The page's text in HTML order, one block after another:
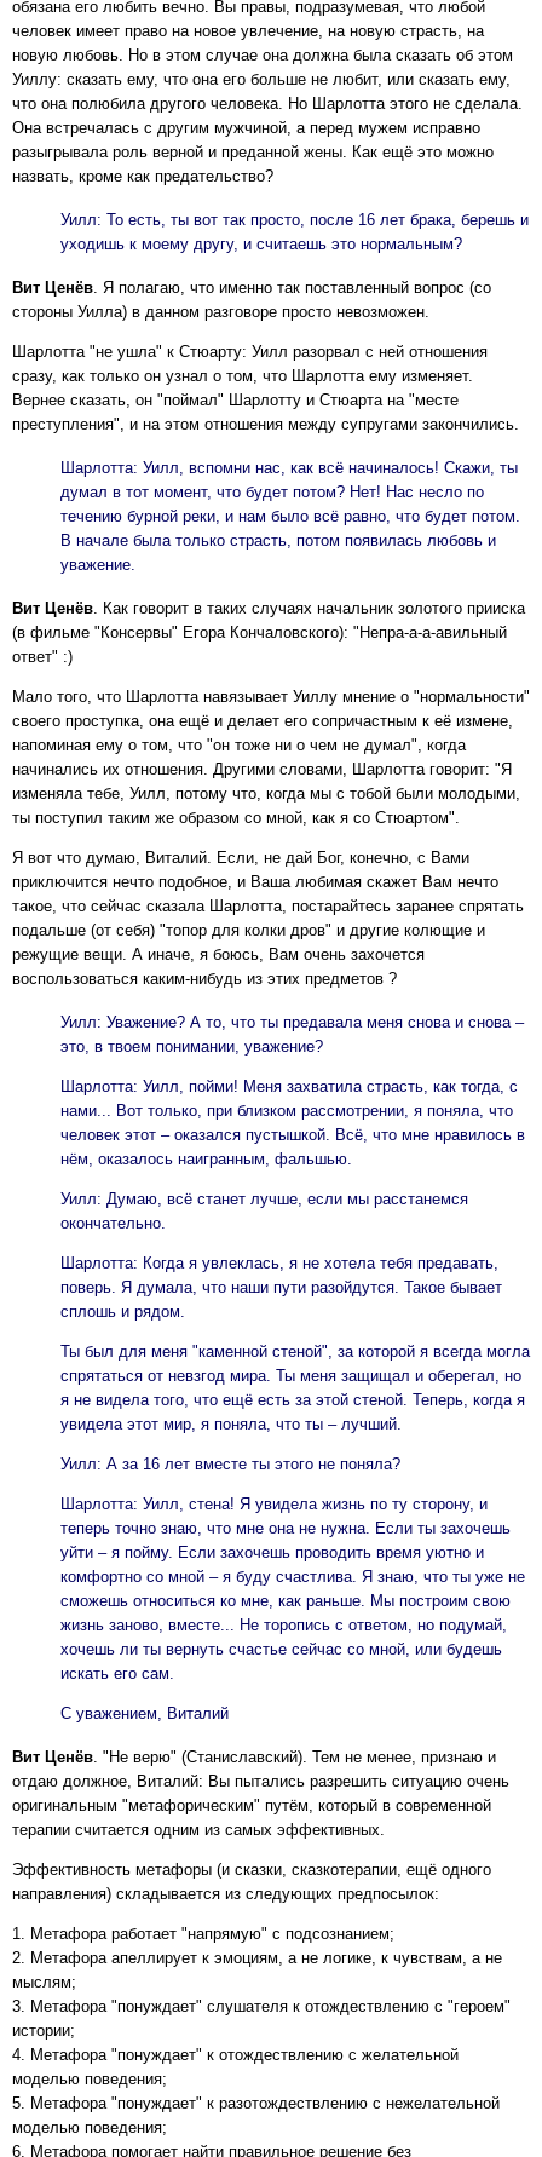
обязана его любить вечно. Вы правы, подразумевая, что любой
человек имеет право на новое увлечение, на новую страсть, на
новую любовь. Но в этом случае она должна была сказать об этом
Уиллу: сказать ему, что она его больше не любит, или сказать ему,
что она полюбила другого человека. Но Шарлотта этого не сделала.
Она встречалась с другим мужчиной, а перед мужем исправно
разыгрывала роль верной и преданной жены. Как ещё это можно
назвать, кроме как предательство?
Уилл: То есть, ты вот так просто, после 16 лет брака, берешь и
уходишь к моему другу, и считаешь это нормальным?
Вит Ценёв . Я полагаю, что именно так поставленный вопрос (со
стороны Уилла) в данном разговоре просто невозможен.
Шарлотта "не ушла" к Стюарту: Уилл разорвал с ней отношения
сразу, как только он узнал о том, что Шарлотта ему изменяет.
Вернее сказать, он "поймал" Шарлотту и Стюарта на "месте
преступления", и на этом отношения между супругами закончились.
Шарлотта: Уилл, вспомни нас, как всё начиналось! Скажи, ты
думал в тот момент, что будет потом? Нет! Нас несло по
течению бурной реки, и нам было всё равно, что будет потом.
В начале была только страсть, потом появилась любовь и
уважение.
Вит Ценёв . Как говорит в таких случаях начальник золотого прииска
(в фильме "Консервы" Егора Кончаловского): "Непра-а-а-авильный
ответ" :)
Мало того, что Шарлотта навязывает Уиллу мнение о "нормальности"
своего проступка, она ещё и делает его сопричастным к её измене,
напоминая ему о том, что "он тоже ни о чем не думал", когда
начинались их отношения. Другими словами, Шарлотта говорит: "Я
изменяла тебе, Уилл, потому что, когда мы с тобой были молодыми,
ты поступил таким же образом со мной, как я со Стюартом".
Я вот что думаю, Виталий. Если, не дай Бог, конечно, с Вами
приключится нечто подобное, и Ваша любимая скажет Вам нечто
такое, что сейчас сказала Шарлотта, постарайтесь заранее спрятать
подальше (от себя) "топор для колки дров" и другие колющие и
режущие вещи. А иначе, я боюсь, Вам очень захочется
воспользоваться каким-нибудь из этих предметов ?
Уилл: Уважение? А то, что ты предавала меня снова и снова –
это, в твоем понимании, уважение?
Шарлотта: Уилл, пойми! Меня захватила страсть, как тогда, с
нами... Вот только, при близком рассмотрении, я поняла, что
человек этот – оказался пустышкой. Всё, что мне нравилось в
нём, оказалось наигранным, фальшью.
Уилл: Думаю, всё станет лучше, если мы расстанемся
окончательно.
Шарлотта: Когда я увлеклась, я не хотела тебя предавать,
поверь. Я думала, что наши пути разойдутся. Такое бывает
сплошь и рядом.
Ты был для меня "каменной стеной", за которой я всегда могла
спрятаться от невзгод мира. Ты меня защищал и оберегал, но
я не видела того, что ещё есть за этой стеной. Теперь, когда я
увидела этот мир, я поняла, что ты – лучший.
Уилл: А за 16 лет вместе ты этого не поняла?
Шарлотта: Уилл, стена! Я увидела жизнь по ту сторону, и
теперь точно знаю, что мне она не нужна. Если ты захочешь
уйти – я пойму. Если захочешь проводить время уютно и
комфортно со мной – я буду счастлива. Я знаю, что ты уже не
сможешь относиться ко мне, как раньше. Мы построим свою
жизнь заново, вместе... Не торопись с ответом, но подумай,
хочешь ли ты вернуть счастье сейчас со мной, или будешь
искать его сам.
С уважением, Виталий
Вит Ценёв . "Не верю" (Станиславский). Тем не менее, признаю и
отдаю должное, Виталий: Вы пытались разрешить ситуацию очень
оригинальным "метафорическим" путём, который в современной
терапии считается одним из самых эффективных.
Эффективность метафоры (и сказки, сказкотерапии, ещё одного
направления) складывается из следующих предпосылок:
1. Метафора работает "напрямую" с подсознанием;
2. Метафора апеллирует к эмоциям, а не логике, к чувствам, а не
мыслям;
3. Метафора "понуждает" слушателя к отождествлению с "героем"
истории;
4. Метафора "понуждает" к отождествлению с желательной
моделью поведения;
5. Метафора "понуждает" к разотождествлению с нежелательной
моделью поведения;
6. Метафора помогает найти правильное решение без